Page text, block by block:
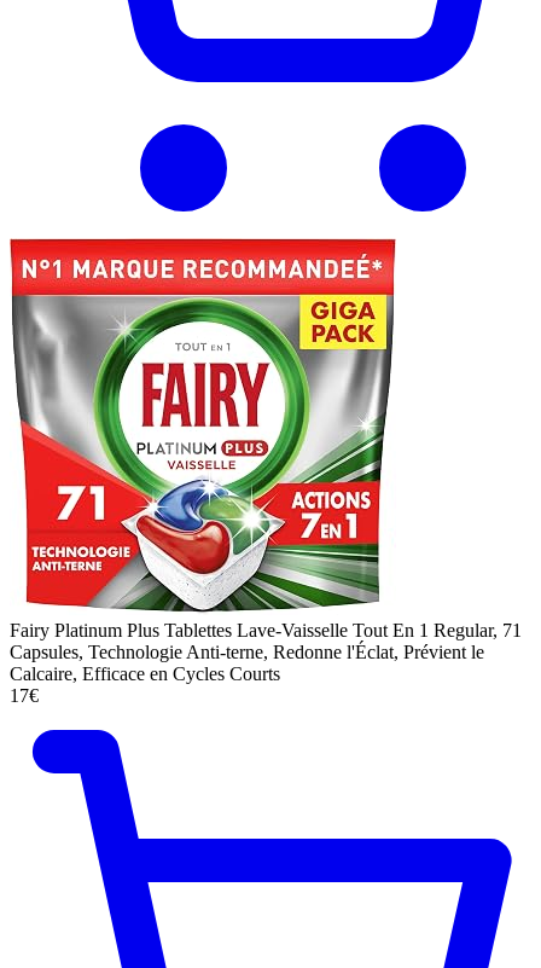
Fairy Platinum Plus Tablettes Lave-Vaisselle Tout En 1 Regular, 71
Capsules, Technologie Anti-terne, Redonne l'Éclat, Prévient le
Calcaire, Efficace en Cycles Courts
17€